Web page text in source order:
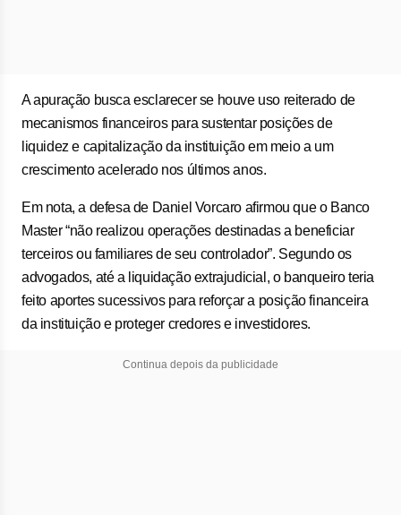
A apuração busca esclarecer se houve uso reiterado de
mecanismos financeiros para sustentar posições de
liquidez e capitalização da instituição em meio a um
crescimento acelerado nos últimos anos.
Em nota, a defesa de Daniel Vorcaro afirmou que o Banco
Master “não realizou operações destinadas a beneficiar
terceiros ou familiares de seu controlador”. Segundo os
advogados, até a liquidação extrajudicial, o banqueiro teria
feito aportes sucessivos para reforçar a posição financeira
da instituição e proteger credores e investidores.
Continua depois da publicidade